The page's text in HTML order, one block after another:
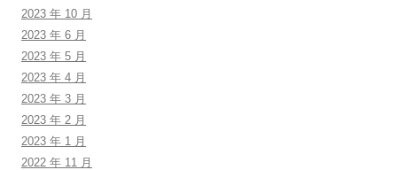
2023 年 10 月
2023 年 6 月
2023 年 5 月
2023 年 4 月
2023 年 3 月
2023 年 2 月
2023 年 1 月
2022 年 11 月